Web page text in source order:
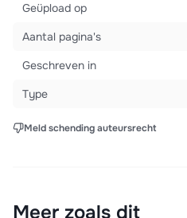
Geüpload op
Aantal pagina's
Geschreven in
Type
Meld schending auteursrecht
Meer zoals dit